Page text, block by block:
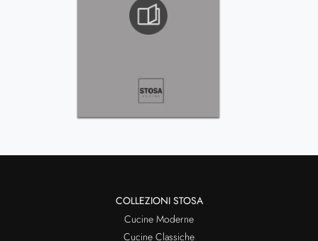
COLLEZIONI STOSA
Cucine Moderne
Cucine Classiche